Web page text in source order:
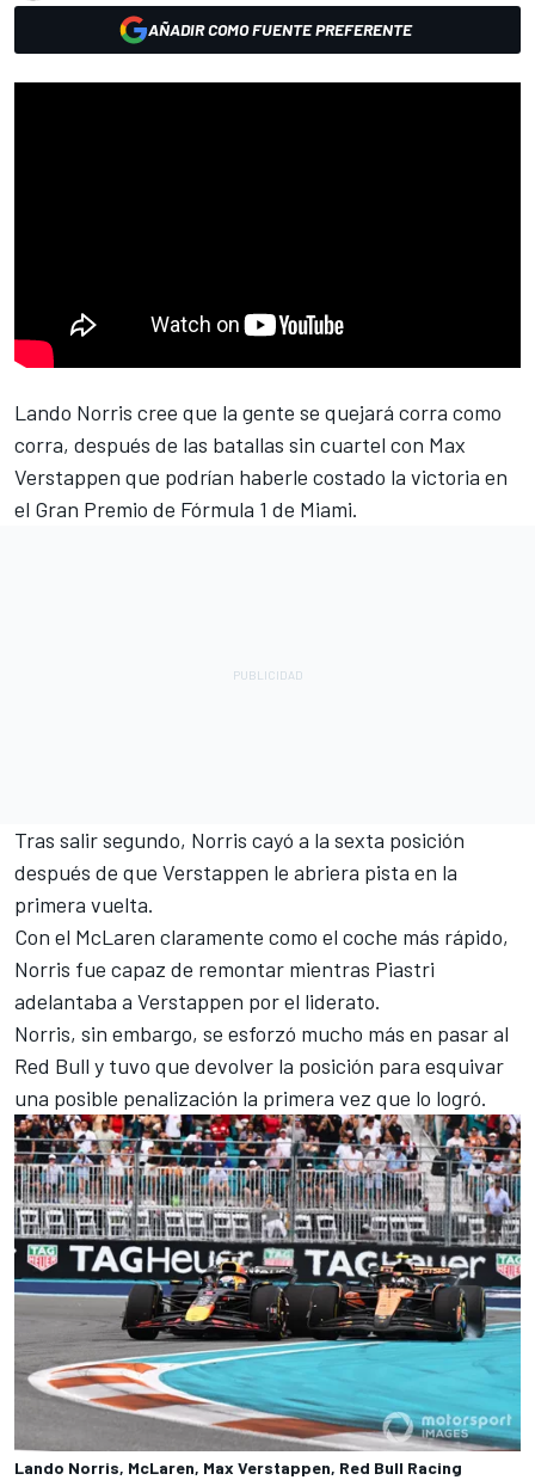
AÑADIR COMO FUENTE PREFERENTE
Lando Norris cree que la gente se quejará corra como
corra, después de las batallas sin cuartel con Max
Verstappen que podrían haberle costado la victoria en
el Gran Premio de Fórmula 1 de Miami.
Tras salir segundo, Norris cayó a la sexta posición
después de que Verstappen le abriera pista en la
primera vuelta.
Con el McLaren claramente como el coche más rápido,
Norris fue capaz de remontar mientras Piastri
adelantaba a Verstappen por el liderato.
Norris, sin embargo, se esforzó mucho más en pasar al
Red Bull y tuvo que devolver la posición para esquivar
una posible penalización la primera vez que lo logró.
Lando Norris, McLaren, Max Verstappen, Red Bull Racing